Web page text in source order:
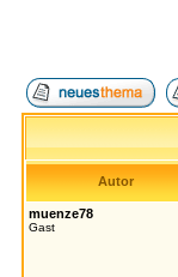
Autor
muenze78
Gast
Umfragen
Promillerechner
BMI-Rechner
Suche